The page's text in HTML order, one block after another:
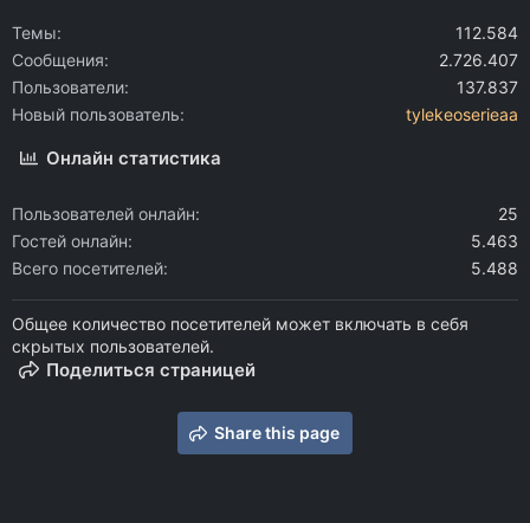
Темы
112.584
Сообщения
2.726.407
Пользователи
137.837
Новый пользователь
tylekeoserieaa
Онлайн статистика
Пользователей онлайн
25
Гостей онлайн
5.463
Всего посетителей
5.488
Общее количество посетителей может включать в себя
скрытых пользователей.
Поделиться страницей
Share this page